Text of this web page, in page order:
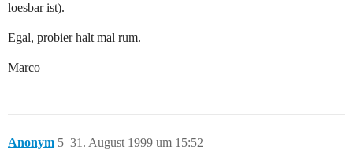
loesbar ist).
Egal, probier halt mal rum.
Marco
Anonym 31. August 1999 um 15:52
5